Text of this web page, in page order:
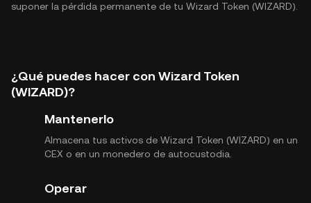
suponer la pérdida permanente de tu Wizard Token (WIZARD).
¿Qué puedes hacer con Wizard Token
(WIZARD)?
Mantenerlo
Almacena tus activos de Wizard Token (WIZARD) en un
CEX o en un monedero de autocustodia.
Operar